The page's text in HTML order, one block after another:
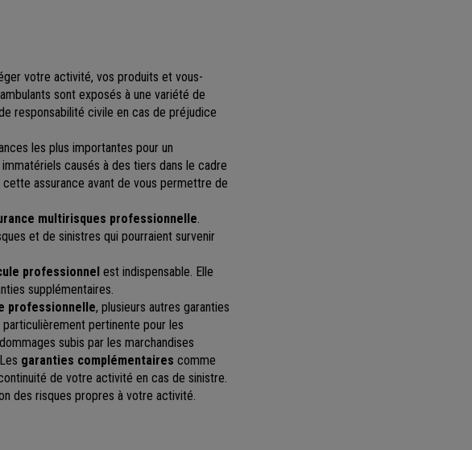
votre activité, vos produits et vous-
sont exposés à une variété de
responsabilité civile en cas de préjudice
les plus importantes pour un
causés à des tiers dans le cadre
assurance avant de vous permettre de
multirisques professionnelle
et de sinistres qui pourraient survenir
professionnel est indispensable. Elle
supplémentaires.
professionnelle, plusieurs autres garanties
pertinente pour les
subis par les marchandises
garanties complémentaires comme
de votre activité en cas de sinistre.
des risques propres à votre activité.